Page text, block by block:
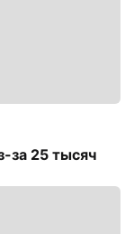
за 25 тысяч